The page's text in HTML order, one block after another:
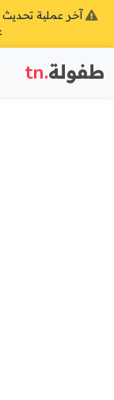
آخر عملية تحديث
طفولة.tn